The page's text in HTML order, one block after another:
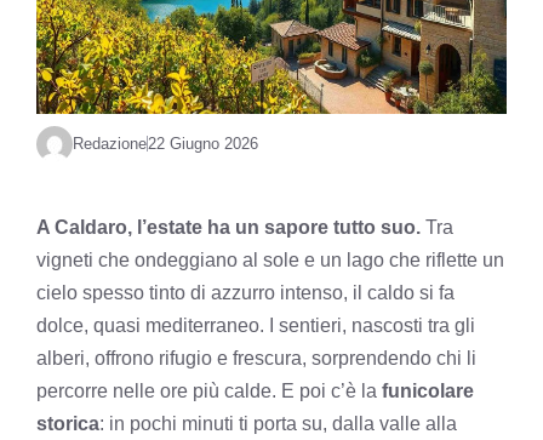
Redazione22 Giugno 2026
A Caldaro, l’estate ha un sapore tutto suo. Tra
vigneti che ondeggiano al sole e un lago che riflette un
cielo spesso tinto di azzurro intenso, il caldo si fa
dolce, quasi mediterraneo. I sentieri, nascosti tra gli
alberi, offrono rifugio e frescura, sorprendendo chi li
percorre nelle ore più calde. E poi c’è la funicolare
storica: in pochi minuti ti porta su, dalla valle alla